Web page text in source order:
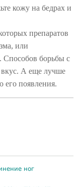
кожу на бедрах и
препаратов
или
Способов борьбы с
А еще лучше
его появления.
ног